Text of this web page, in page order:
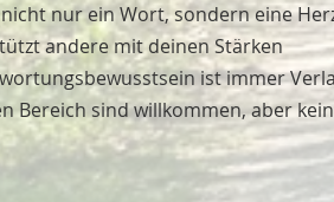
nur ein Wort, sondern eine
andere mit deinen Stärken
ist immer
Bereich sind willkommen, aber